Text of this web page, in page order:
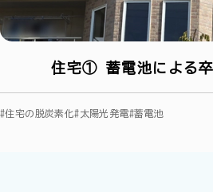
住宅① 蓄電池による
#住宅の脱炭素化#太陽光発電#蓄電池